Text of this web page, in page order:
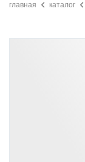
главная каталог